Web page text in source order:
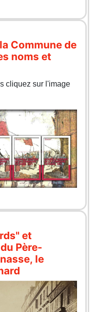
Commune de
noms et
cliquez sur l'image
et
Père-
le